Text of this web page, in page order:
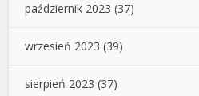
październik 2023 (37)
wrzesień 2023 (39)
sierpień 2023 (37)